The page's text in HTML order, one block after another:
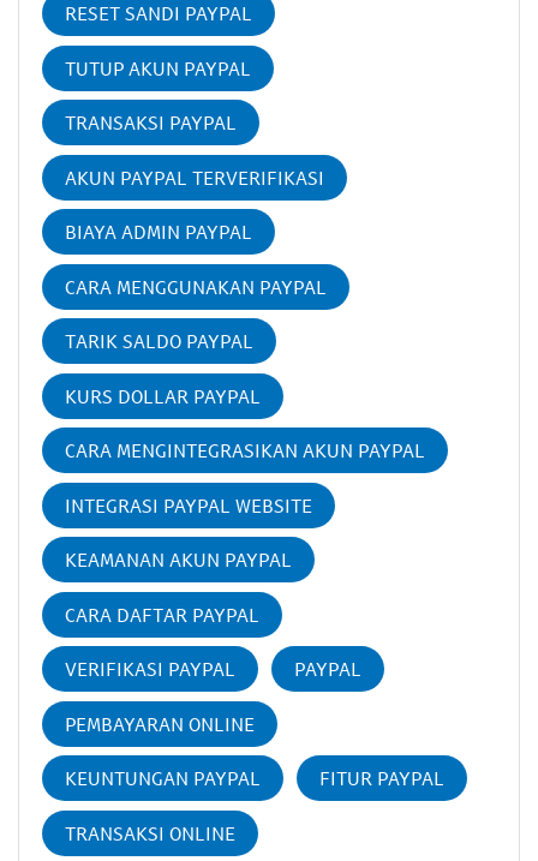
RESET SANDI PAYPAL
TUTUP AKUN PAYPAL
TRANSAKSI PAYPAL
AKUN PAYPAL TERVERIFIKASI
BIAYA ADMIN PAYPAL
CARA MENGGUNAKAN PAYPAL
TARIK SALDO PAYPAL
KURS DOLLAR PAYPAL
CARA MENGINTEGRASIKAN AKUN PAYPAL
INTEGRASI PAYPAL WEBSITE
KEAMANAN AKUN PAYPAL
CARA DAFTAR PAYPAL
VERIFIKASI PAYPAL PAYPAL
PEMBAYARAN ONLINE
KEUNTUNGAN PAYPAL FITUR PAYPAL
TRANSAKSI ONLINE